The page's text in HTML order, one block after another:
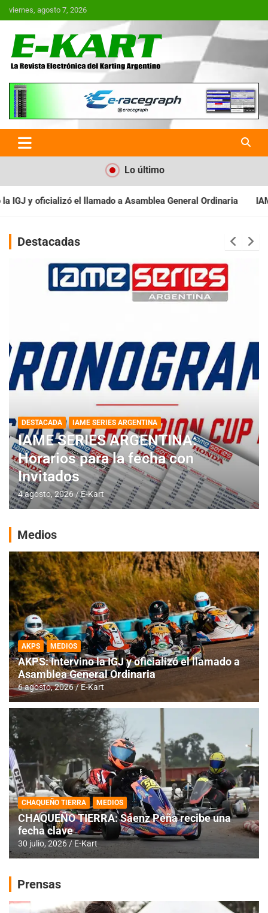
Saltar
al
viernes, agosto 7, 2026
E-Kart.com.ar | La Revista
Electrónica del Karting en
Argentina
Lo último
General Ordinaria IAME SERIES ARGENTINA:
Destacadas
DESTACADA IAME SERIES ARGENTINA
IAME SERIES ARGENTINA:
Horarios para la fecha con
Invitados
4 agosto, 2026 E-Kart
Medios
AKPS MEDIOS
AKPS: Intervino la IGJ y oficializó el llamado a
Asamblea General Ordinaria
6 agosto, 2026 E-Kart
CHAQUEÑO TIERRA MEDIOS
CHAQUEÑO TIERRA: Sáenz Peña recibe una
fecha clave
30 julio, 2026 E-Kart
Prensas